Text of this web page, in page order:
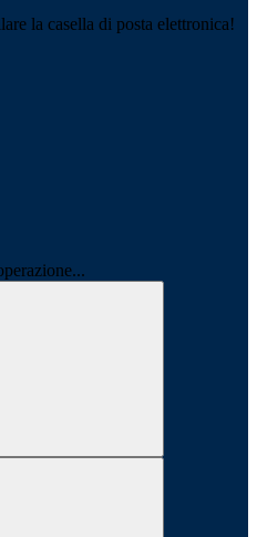
la casella di posta elettronica!